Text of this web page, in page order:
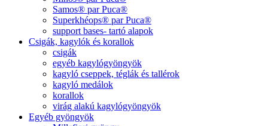
Samos® par Puca®
Superkhéops® par Puca®
support bases- tartó alapok
Csigák, kagylók és korallok
csigák
egyéb kagylógyöngyök
kagyló cseppek, téglák és tallérok
kagyló medálok
korallok
virág alakú kagylógyöngyök
Egyéb gyöngyök